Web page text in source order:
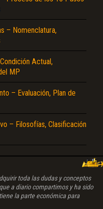
– Nomenclatura,
Actual,
MP
– Evaluación, Plan de
– Filosofías, Clasificación
toda las dudas y conceptos
a diario compartimos y ha sido
la parte económica para